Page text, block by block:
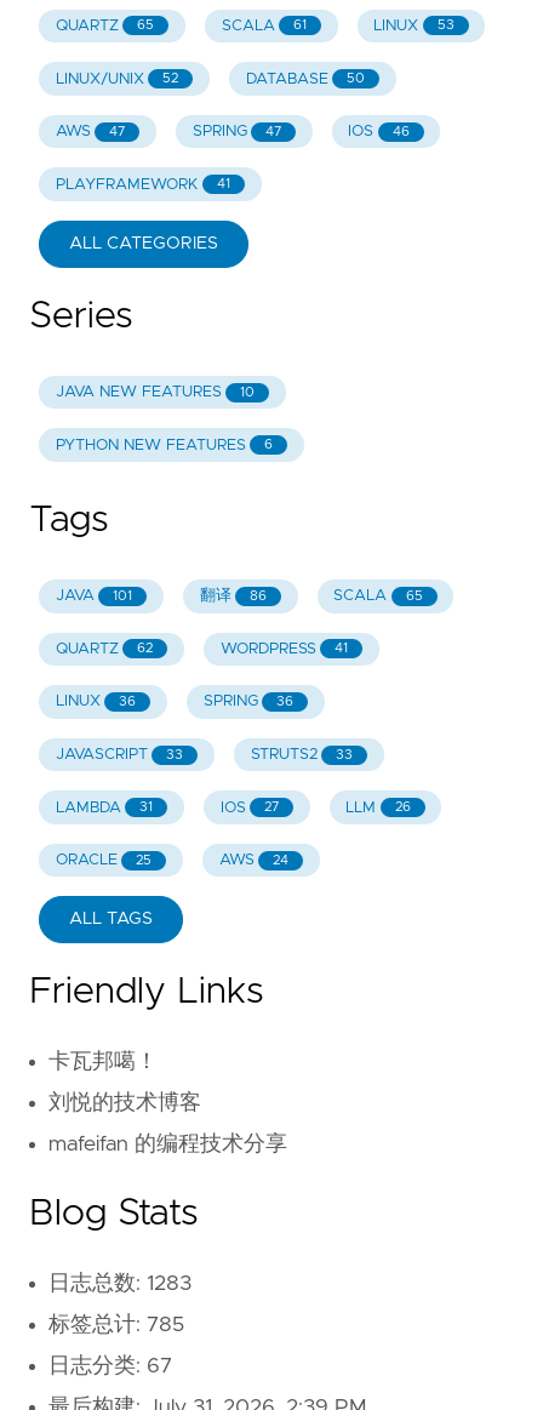
QUARTZ 65 SCALA 61 LINUX 53
LINUX/UNIX 52 DATABASE 50
AWS 47 SPRING 47 IOS 46
PLAYFRAMEWORK 41
ALL CATEGORIES
Series
JAVA NEW FEATURES 10
PYTHON NEW FEATURES 6
Tags
JAVA 101 翻译 86 SCALA 65
QUARTZ 62 WORDPRESS 41
LINUX 36 SPRING 36
JAVASCRIPT 33 STRUTS2 33
LAMBDA 31 IOS 27 LLM 26
ORACLE 25 AWS 24
ALL TAGS
Friendly Links
卡瓦邦噶！
刘悦的技术博客
mafeifan 的编程技术分享
Blog Stats
日志总数: 1283
标签总计: 785
日志分类: 67